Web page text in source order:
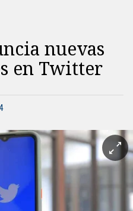
nuevas
en Twitter